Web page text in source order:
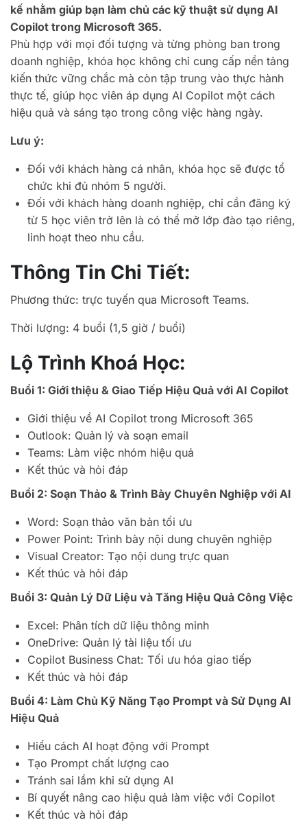
kế nhằm giúp bạn làm chủ các kỹ thuật sử dụng AI
Copilot trong Microsoft 365.
Phù hợp với mọi đối tượng và từng phòng ban trong
doanh nghiệp, khóa học không chỉ cung cấp nền tảng
kiến thức vững chắc mà còn tập trung vào thực hành
thực tế, giúp học viên áp dụng AI Copilot một cách
hiệu quả và sáng tạo trong công việc hàng ngày.
Lưu ý:
Đối với khách hàng cá nhân, khóa học sẽ được tổ
chức khi đủ nhóm 5 người.
Đối với khách hàng doanh nghiệp, chỉ cần đăng ký
từ 5 học viên trở lên là có thể mở lớp đào tạo riêng,
linh hoạt theo nhu cầu.
Thông Tin Chi Tiết:
Phương thức: trực tuyến qua Microsoft Teams.
Thời lượng: 4 buổi (1,5 giờ / buổi)
Lộ Trình Khoá Học:
Buổi 1: Giới thiệu & Giao Tiếp Hiệu Quả với AI Copilot
Giới thiệu về AI Copilot trong Microsoft 365
Outlook: Quản lý và soạn email
Teams: Làm việc nhóm hiệu quả
Kết thúc và hỏi đáp
Buổi 2: Soạn Thảo & Trình Bày Chuyên Nghiệp với AI
Word: Soạn thảo văn bản tối ưu
Power Point: Trình bày nội dung chuyên nghiệp
Visual Creator: Tạo nội dung trực quan
Kết thúc và hỏi đáp
Buổi 3: Quản Lý Dữ Liệu và Tăng Hiệu Quả Công Việc
Excel: Phân tích dữ liệu thông minh
OneDrive: Quản lý tài liệu tối ưu
Copilot Business Chat: Tối ưu hóa giao tiếp
Kết thúc và hỏi đáp
Buổi 4: Làm Chủ Kỹ Năng Tạo Prompt và Sử Dụng AI
Hiệu Quả
Hiểu cách AI hoạt động với Prompt
Tạo Prompt chất lượng cao
Tránh sai lầm khi sử dụng AI
Bí quyết nâng cao hiệu quả làm việc với Copilot
Kết thúc và hỏi đáp